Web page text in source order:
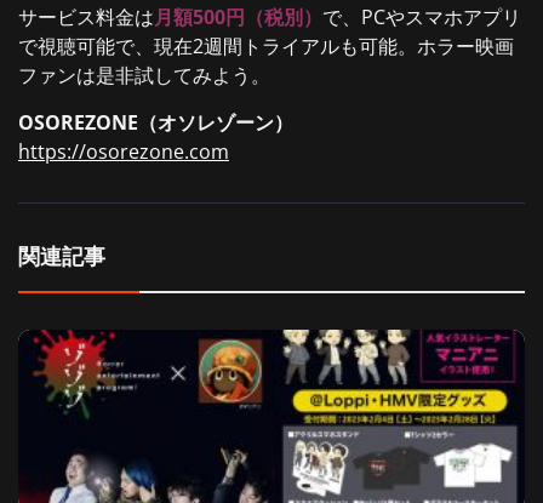
サービス料金は月額500円（税別） で、PCやスマホアプリ
で視聴可能で、現在2週間トライアルも可能。ホラー映画
ファンは是非試してみよう。
OSOREZONE（オソレゾーン）
https://osorezone.com
関連記事